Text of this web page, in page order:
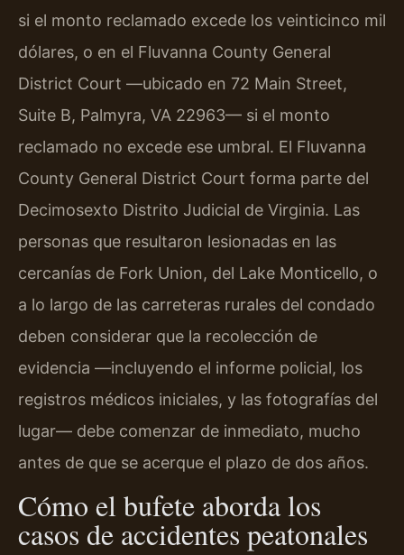
si el monto reclamado excede los veinticinco mil
dólares, o en el Fluvanna County General
District Court —ubicado en 72 Main Street,
Suite B, Palmyra, VA 22963— si el monto
reclamado no excede ese umbral. El Fluvanna
County General District Court forma parte del
Decimosexto Distrito Judicial de Virginia. Las
personas que resultaron lesionadas en las
cercanías de Fork Union, del Lake Monticello, o
a lo largo de las carreteras rurales del condado
deben considerar que la recolección de
evidencia —incluyendo el informe policial, los
registros médicos iniciales, y las fotografías del
lugar— debe comenzar de inmediato, mucho
antes de que se acerque el plazo de dos años.
Cómo el bufete aborda los
casos de accidentes peatonales